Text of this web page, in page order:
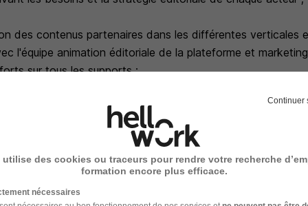
des contenus partenaires dans les différentes verticales
l'équipe animation éditoriale de la plateforme et
sur tous les supports ;
et les sorties du catalogue, notamment liées à la
référence pour coordonner les différentes équipes ;
et la saisie des factures dans SAP.
Continuer
utilise des cookies ou traceurs pour rendre votre recherche
formation encore plus efficace.
nécessaires